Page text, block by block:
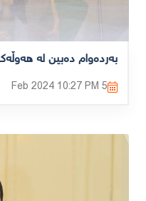
5 Feb 2024
10:27 PM